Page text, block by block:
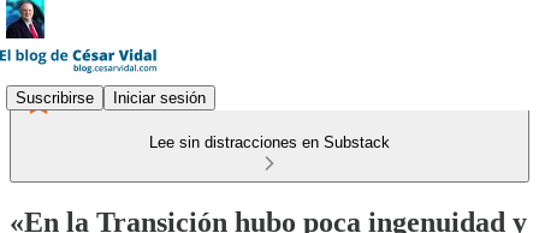
Suscribirse Iniciar sesión
Lee sin distracciones en Substack
«En la Transición hubo poca ingenuidad y